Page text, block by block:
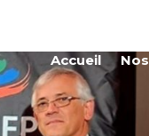
Accueil